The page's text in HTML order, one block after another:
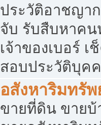
ประวัติอาชญา
จับ รับสืบหาคน
เจ้าของเบอร์
สอบประวัติบุค
อสังหาริมทรัพ
ขายที่ดิน ขายบ้